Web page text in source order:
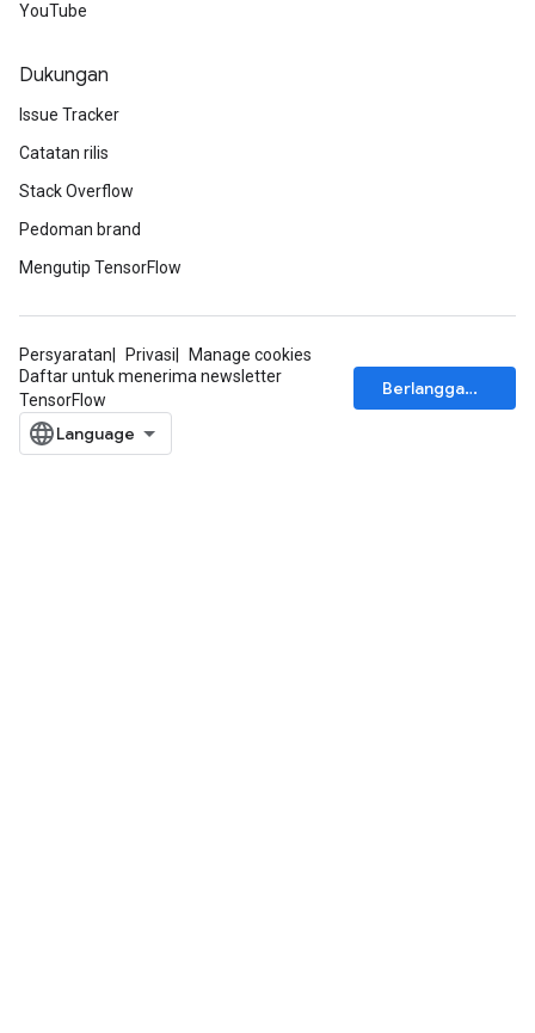
YouTube
Dukungan
Issue Tracker
Catatan rilis
Stack Overflow
Pedoman brand
Mengutip TensorFlow
Persyaratan Privasi
Manage cookies
Daftar untuk menerima newsletter
TensorFlow
Berlangganan